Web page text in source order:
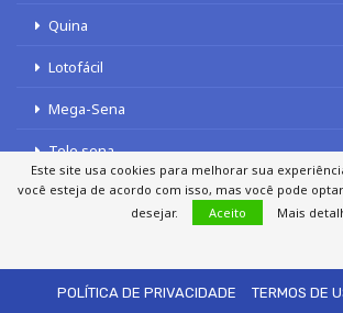
Quina
Lotofácil
Mega-Sena
Tele sena
POLÍTICA DE PRIVACIDADE
TERMOS DE
Este site usa cookies para melhorar sua
você esteja de acordo com isso, mas você pode
desejar.
Aceito Mais